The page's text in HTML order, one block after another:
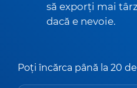
să exporți mai
dacă e nevoie.
Poți încărca până la 20